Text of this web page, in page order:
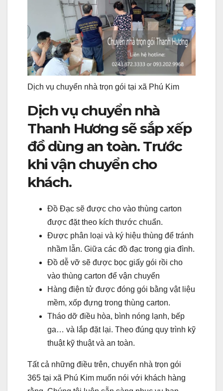
Dịch vụ chuyển nhà trọn gói tại xã Phú Kim
Dịch vụ chuyển nhà
Thanh Hương sẽ sắp xếp
đồ dùng an toàn. Trước
khi vận chuyển cho
khách.
Đồ Đạc sẽ được cho vào thùng carton
được đặt theo kích thước chuẩn.
Được phân loại và ký hiệu thùng để tránh
nhầm lẫn. Giữa các đồ đạc trong gia đình.
Đồ dễ vỡ sẽ được bọc giấy gói rồi cho
vào thùng carton để vận chuyển
Hàng điện tử được đóng gói bằng vật liệu
mềm, xốp đựng trong thùng carton.
Tháo dỡ điều hòa, bình nóng lạnh, bếp
ga… và lắp đặt lại. Theo đúng quy trình kỹ
thuật kỹ thuật và an toàn.
Tất cả những điều trên, chuyển nhà trọn gói
365 tại xã Phú Kim muốn nói với khách hàng